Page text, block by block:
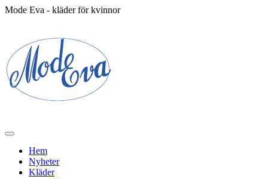
Mode Eva - kläder för kvinnor
Hem
Nyheter
Kläder